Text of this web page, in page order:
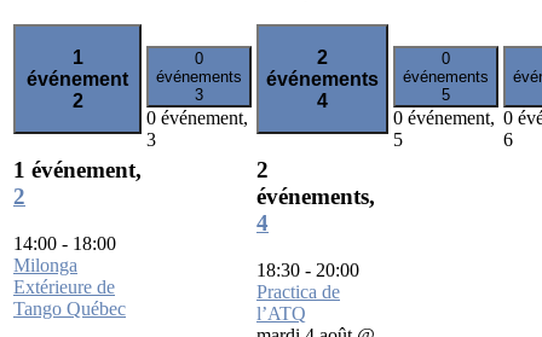
1
événement
2
1 événement,
2
14:00 - 18:00
Milonga
Extérieure de
Tango Québec
0
événements
3
0 événement,
3
2
événements
4
2
événements,
4
18:30 - 20:00
Practica de
l’ATQ
0
événements
5
0 événement,
5
0
6